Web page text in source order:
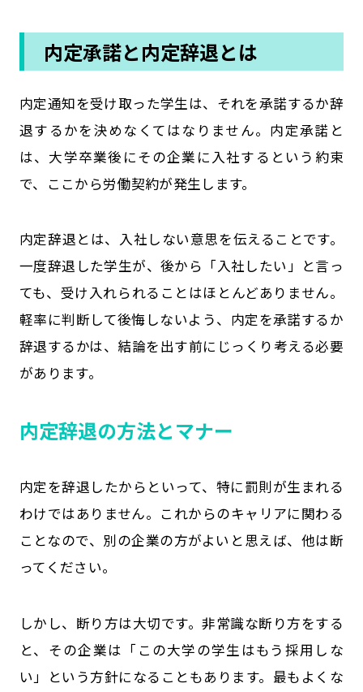
内定承諾と内定辞退とは
内定通知を受け取った学生は、それを承諾するか辞
退するかを決めなくてはなりません。内定承諾と
は、大学卒業後にその企業に入社するという約束
で、ここから労働契約が発生します。
内定辞退とは、入社しない意思を伝えることです。
一度辞退した学生が、後から「入社したい」と言っ
ても、受け入れられることはほとんどありません。
軽率に判断して後悔しないよう、内定を承諾するか
辞退するかは、結論を出す前にじっくり考える必要
があります。
内定辞退の方法とマナー
内定を辞退したからといって、特に罰則が生まれる
わけではありません。これからのキャリアに関わる
ことなので、別の企業の方がよいと思えば、他は断
ってください。
しかし、断り方は大切です。非常識な断り方をする
と、その企業は「この大学の学生はもう採用しな
い」という方針になることもあります。最もよくな